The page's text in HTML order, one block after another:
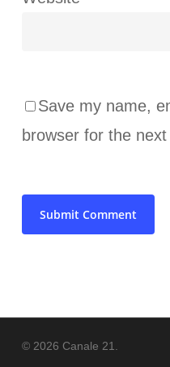
Save my name,
browser for the
© 2026 Canale 21.